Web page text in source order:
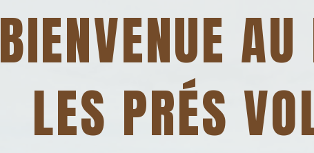
BIENVENUE AU
LES PRÉS